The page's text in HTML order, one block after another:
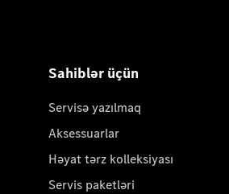
Sahiblər üçün
Servisə yazılmaq
Aksessuarlar
Həyat tərz kolleksiyası
Servis paketləri